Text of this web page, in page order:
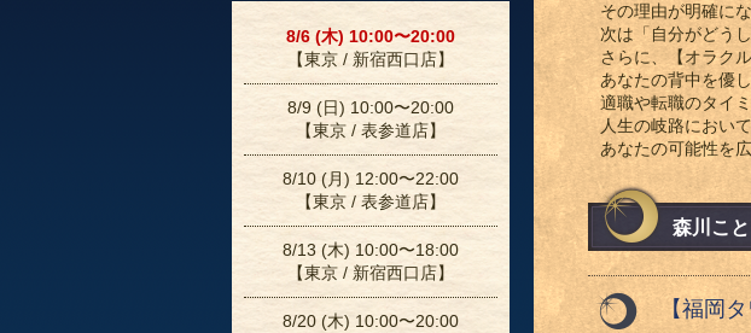
8/6 (木) 10:00〜20:00
【東京 / 新宿西口店】
8/9 (日) 10:00〜20:00
【東京 / 表参道店】
8/10 (月) 12:00〜22:00
【東京 / 表参道店】
8/13 (木) 10:00〜18:00
【東京 / 新宿西口店】
8/20 (木) 10:00〜20:00
その理由が明確に
次は「自分がどう
さらに、【オラク
あなたの背中を優
適職や転職のタイ
人生の岐路におい
あなたの可能性を
森川こ
【福岡